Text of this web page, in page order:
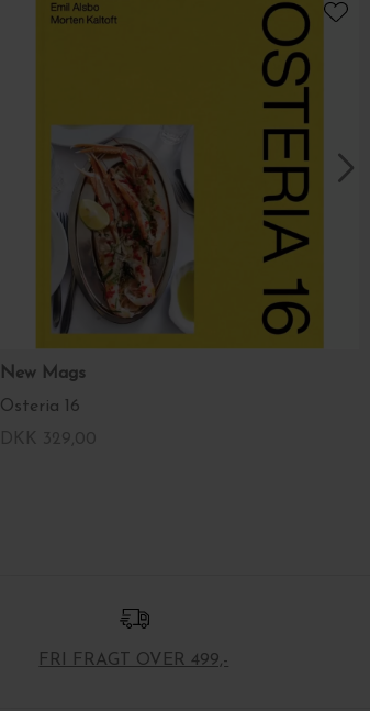
New Mags
Osteria 16
FRI FRAGT OVER 499,-